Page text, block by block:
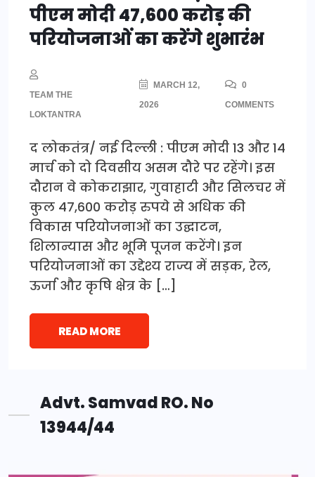
पीएम मोदी 47,600 करोड़ की
परियोजनाओं का करेंगे शुभारंभ
TEAM THE
LOKTANTRA
MARCH 12,
2026
0
COMMENTS
द लोकतंत्र/ नई दिल्ली : पीएम मोदी 13 और 14
मार्च को दो दिवसीय असम दौरे पर रहेंगे। इस
दौरान वे कोकराझार, गुवाहाटी और सिलचर में
कुल 47,600 करोड़ रुपये से अधिक की
विकास परियोजनाओं का उद्घाटन,
शिलान्यास और भूमि पूजन करेंगे। इन
परियोजनाओं का उद्देश्य राज्य में सड़क, रेल,
ऊर्जा और कृषि क्षेत्र के […]
READ MORE
Advt. Samvad RO. No
13944/44